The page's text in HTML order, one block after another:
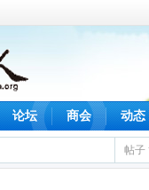
论坛 商会 动态
帖子